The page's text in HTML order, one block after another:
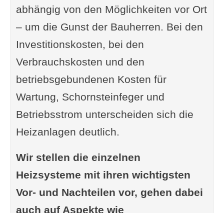
abhängig von den Möglichkeiten vor Ort
– um die Gunst der Bauherren. Bei den
Investitionskosten, bei den
Verbrauchskosten und den
betriebsgebundenen Kosten für
Wartung, Schornsteinfeger und
Betriebsstrom unterscheiden sich die
Heizanlagen deutlich.
Wir stellen die einzelnen
Heizsysteme mit ihren wichtigsten
Vor- und Nachteilen vor, gehen dabei
auch auf Aspekte wie